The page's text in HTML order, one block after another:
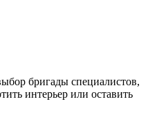
бригады специалистов,
интерьер или оставить